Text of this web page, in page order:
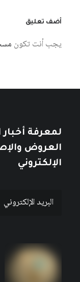
7 أغسطس، 2026
أضف تعليق
يجب أنت تكون
لمعرفة
العروض
الإلكتروني